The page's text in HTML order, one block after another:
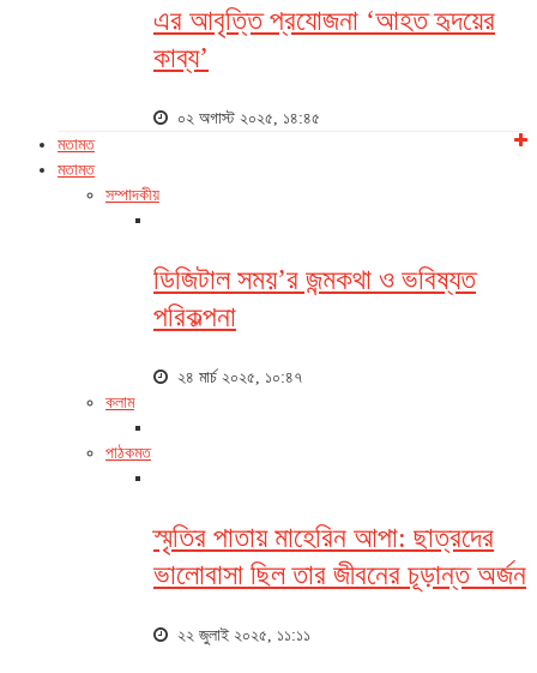
এর আবৃত্তি প্রযোজনা ‘আহত হৃদয়ের
কাব্য’
০২ অগাস্ট ২০২৫, ১৪:৪৫
মতামত
মতামত
সম্পাদকীয়
ডিজিটাল সময়’র জন্মকথা ও ভবিষ্যত
পরিকল্পনা
২৪ মার্চ ২০২৫, ১০:৪৭
কলাম
পাঠকমত
স্মৃতির পাতায় মাহেরিন আপা: ছাত্রদের
ভালোবাসা ছিল তার জীবনের চূড়ান্ত অর্জন
২২ জুলাই ২০২৫, ১১:১১